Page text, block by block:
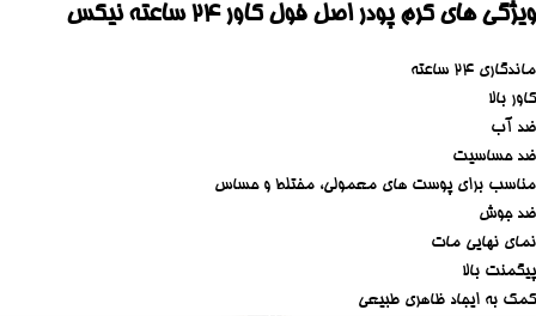
ویژگی های کرم پودر اصل فول کاور ۲۴ ساعته نیکس
ماندگاری ۲۴ ساعته
کاور بالا
ضد آب
ضد حساسیت
مناسب برای پوست های معمولی، مختلط و حساس
ضد جوش
نمای نهایی مات
پیگمنت بالا
کمک به ایجاد ظاهری طبیعی